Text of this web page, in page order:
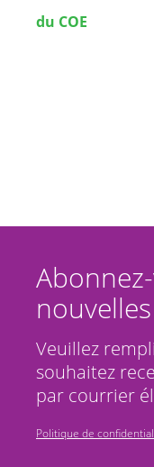
du COE
Veuillez
souhaitez
par courrier
Politique de